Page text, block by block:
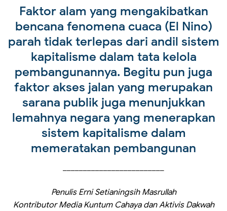
Faktor alam yang mengakibatkan
bencana fenomena cuaca (El Nino)
parah tidak terlepas dari andil sistem
kapitalisme dalam tata kelola
pembangunannya. Begitu pun juga
faktor akses jalan yang merupakan
sarana publik juga menunjukkan
lemahnya negara yang menerapkan
sistem kapitalisme dalam
memeratakan pembangunan
Penulis Erni Setianingsih Masrullah
Kontributor Media Kuntum Cahaya dan Aktivis Dakwah